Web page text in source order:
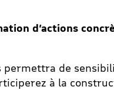
d’actions
permettra de
à la